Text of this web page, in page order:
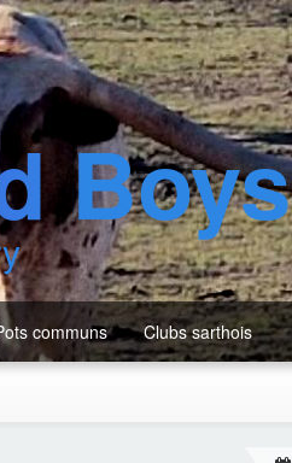
Boys
communs Clubs sarthois